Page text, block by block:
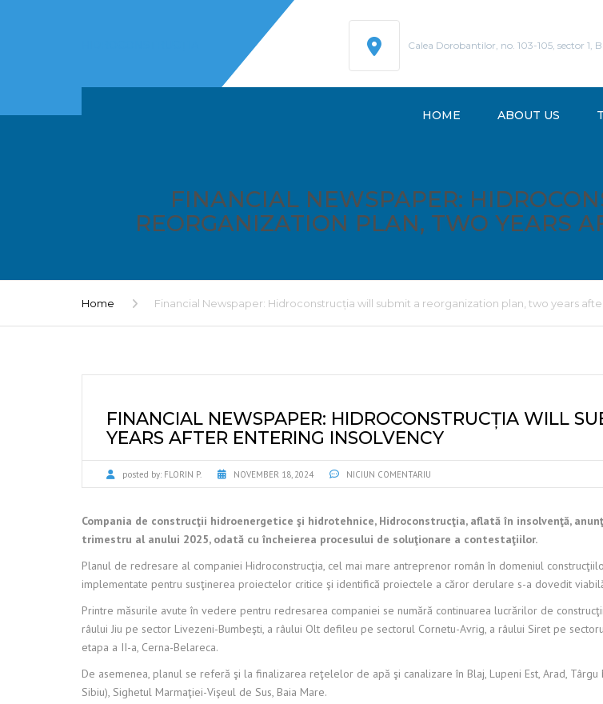
Calea Dorobantilor, no. 103-105, sector 1,
HOME ABOUT US
FINANCIAL NEWSPAPER:
REORGANIZATION PLAN, TWO YEARS
Home Financial Newspaper: Hidroconstrucția will submit a reorganization plan, two years
FINANCIAL NEWSPAPER: HIDROCONSTRUCȚIA WILL
YEARS AFTER ENTERING INSOLVENCY
posted by: FLORIN P. NOVEMBER 18, 2024 NICIUN COMENTARIU
Compania de construcţii hidroenergetice şi hidrotehnice, Hidroconstrucţia, aflată în insolvenţă,
trimestru al anului 2025, odată cu încheierea procesului de soluţionare a contestaţiilor.
Planul de redresare al companiei Hidroconstrucţia, cel mai mare antreprenor român în domeniul
implementate pentru susţinerea proiectelor critice şi identifică proiectele a căror derulare s-a dovedit
Printre măsurile avute în vedere pentru redresarea companiei se numără continuarea lucrărilor de
râului Jiu pe sector Livezeni-Bumbeşti, a râului Olt defileu pe sectorul Cornetu-Avrig, a râului Siret pe
etapa a II-a, Cerna-Belareca.
De asemenea, planul se referă şi la finalizarea reţelelor de apă şi canalizare în Blaj, Lupeni Est, Arad, Târgu
Sibiu), Sighetul Marmaţiei-Vişeul de Sus, Baia Mare.